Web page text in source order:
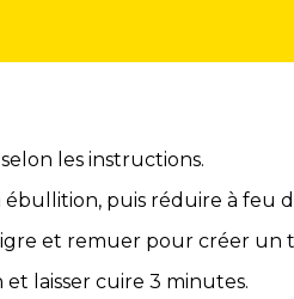
les instructions.
puis réduire à feu
et remuer pour créer un
laisser cuire 3 minutes.